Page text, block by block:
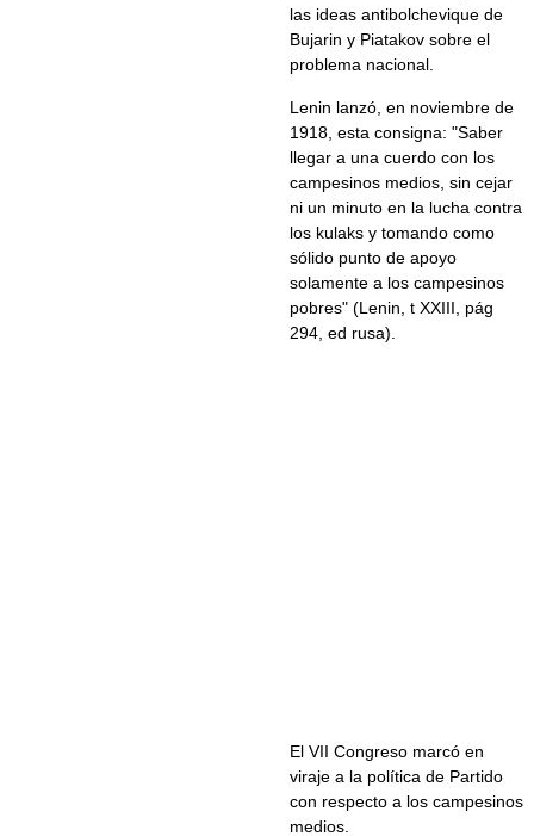
las ideas antibolchevique de
Bujarin y Piatakov sobre el
problema nacional.
Lenin lanzó, en noviembre de
1918, esta consigna: "Saber
llegar a una cuerdo con los
campesinos medios, sin cejar
ni un minuto en la lucha contra
los kulaks y tomando como
sólido punto de apoyo
solamente a los campesinos
pobres" (Lenin, t XXIII, pág
294, ed rusa).
El VII Congreso marcó en
viraje a la política de Partido
con respecto a los campesinos
medios.